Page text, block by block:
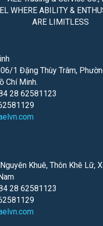
WHERE ABILITY &
ARE LIMITLESS
1 Đặng Thùy Trâm,
Chí Minh.
28 62581123
Khuê, Thôn Khê Lữ,
28 62581123